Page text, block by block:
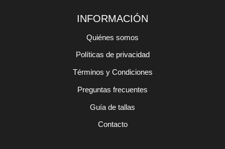
INFORMACIÓN
Quiénes somos
Políticas de privacidad
Términos y Condiciones
Preguntas frecuentes
Guía de tallas
Contacto